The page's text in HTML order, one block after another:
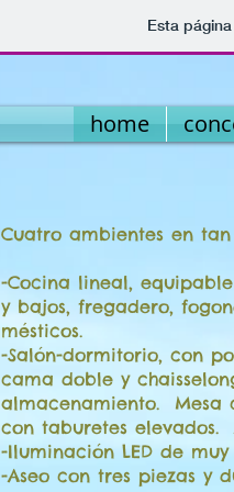
Esta
Cuatro ambientes en tan
-Cocina lineal,
y bajos, fregadero,
mésticos.
-Salón-dormitorio, con
cama doble y
almacenamiento. Mesa
con taburetes elevados.
-Iluminación LED de
-Aseo con tres piezas y
home